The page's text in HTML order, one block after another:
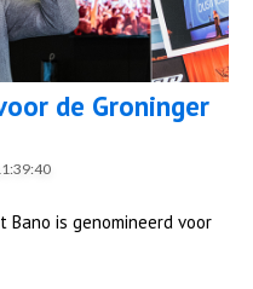
de Groninger
is genomineerd voor